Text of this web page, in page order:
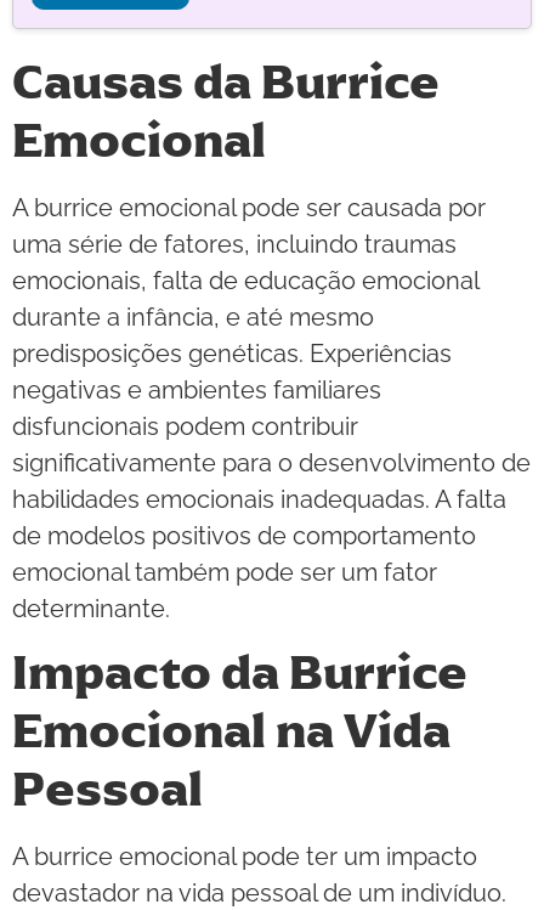
Causas da Burrice
Emocional
A burrice emocional pode ser causada por
uma série de fatores, incluindo traumas
emocionais, falta de educação emocional
durante a infância, e até mesmo
predisposições genéticas. Experiências
negativas e ambientes familiares
disfuncionais podem contribuir
significativamente para o desenvolvimento de
habilidades emocionais inadequadas. A falta
de modelos positivos de comportamento
emocional também pode ser um fator
determinante.
Impacto da Burrice
Emocional na Vida
Pessoal
A burrice emocional pode ter um impacto
devastador na vida pessoal de um indivíduo.